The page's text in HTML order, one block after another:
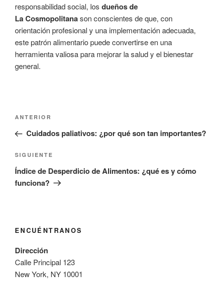
responsabilidad social, los dueños de
La Cosmopolitanason conscientes de que, con
orientación profesional y una implementación adecuada,
este patrón alimentario puede convertirse en una
herramienta valiosa para mejorar la salud y el bienestar
general.
Navegación
entradas
Entrada
anterior:
ANTERIOR
Cuidados paliativos: ¿por qué son tan importantes?
Siguiente
entrada
SIGUIENTE
Índice de Desperdicio de Alimentos: ¿qué es y cómo
funciona?
ENCUÉNTRANOS
Dirección
Calle Principal 123
New York, NY 10001